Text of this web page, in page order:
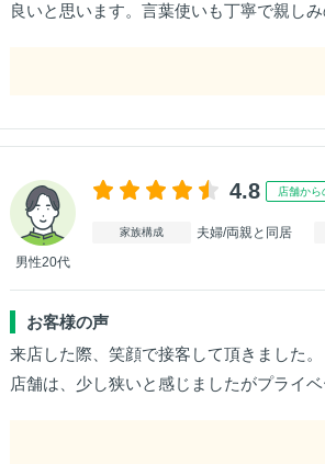
良いと思います。言葉使いも丁寧で親し
男性20代
4.8 店舗から
家族構成 夫婦/両親と同居
お客様の声
来店した際、笑顔で接客して頂きました。
店舗は、少し狭いと感じましたがプライ